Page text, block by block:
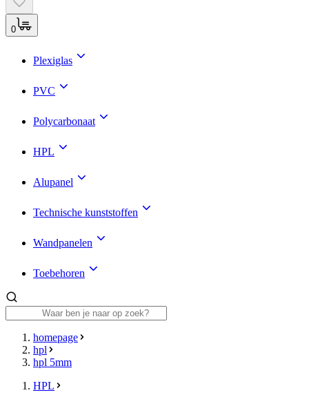
0
Plexiglas
PVC
Polycarbonaat
HPL
Alupanel
Technische kunststoffen
Wandpanelen
Toebehoren
homepage
hpl
hpl 5mm
HPL